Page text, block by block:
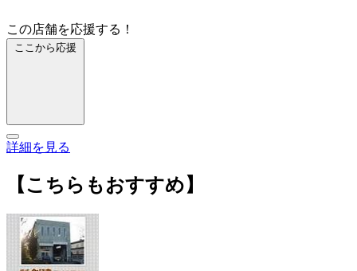
この店舗を応援する！
ここから応援
詳細を見る
【こちらもおすすめ】